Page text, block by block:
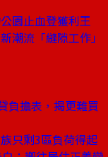
園止血登獲利王
潮流「縫隙工作」
負擔表，揭更難買
只剩3區負荷得起